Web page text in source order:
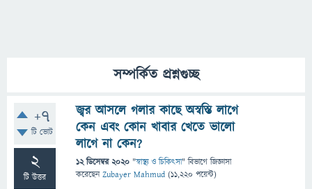
সম্পর্কিত প্রশ্নগুচ্ছ
+7
টি ভোট
2
টি উত্তর
জ্বর আসলে গলার কাছে অস্বস্তি লাগে
কেন এবং কোন খাবার খেতে ভালো
লাগে না কেন?
12 ডিসেম্বর 2020 "স্বাস্থ্য ও চিকিৎসা" বিভাগে জিজ্ঞাসা
করেছেনZubayer Mahmud (11,220 পয়েন্ট)